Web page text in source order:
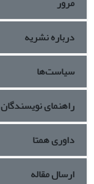
درباره نشریه
سیاست‌ها
راهنمای نویسندگان
داوری همتا
ارسال مقاله